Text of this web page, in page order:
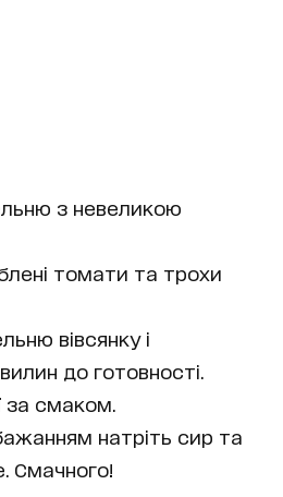
з невеликою
томати та трохи
вівсянку і
до готовності.
за смаком.
натріть сир та
Смачного!